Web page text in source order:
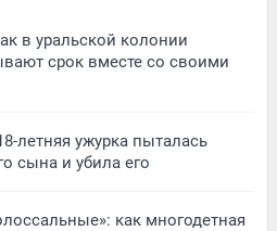
в уральской колонии
срок вместе со своими
летняя ужурка пыталась
сына и убила его
как многодетная